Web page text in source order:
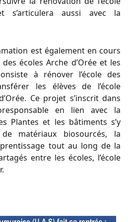
s’articulera aussi avec la
est également en cours
écoles Arche d’Orée et les
à rénover l’école des
les élèves de l’école
Ce projet s’inscrit dans
en lien avec la
Plantes et les bâtiments s’y
matériaux biosourcés, la
tout au long de la
entre les écoles, l’école